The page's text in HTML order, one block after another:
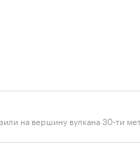
на вершину вулкана 30-ти